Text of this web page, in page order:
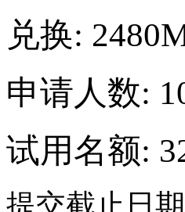
兑换:
申请人数:
试用名额:
提交截止日